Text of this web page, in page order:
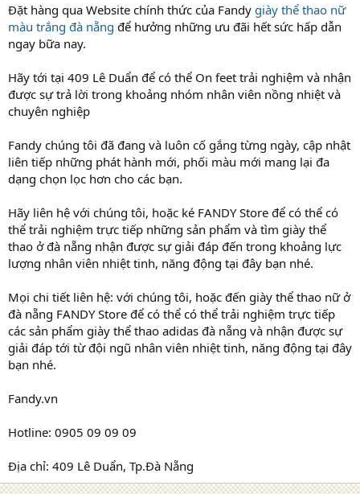
Đặt hàng qua Website chính thức của Fandy giày thể thao nữ
màu trắng đà nẵng để hưởng những ưu đãi hết sức hấp dẫn
ngay bữa nay.
Hãy tới tại 409 Lê Duẩn để có thể On feet trải nghiệm và nhận
được sự trả lời trong khoảng nhóm nhân viên nồng nhiệt và
chuyên nghiệp
Fandy chúng tôi đã đang và luôn cố gắng từng ngày, cập nhật
liên tiếp những phát hành mới, phối màu mới mang lại đa
dạng chọn lọc hơn cho các bạn.
Hãy liên hệ với chúng tôi, hoặc ké FANDY Store để có thể có
thể trải nghiệm trực tiếp những sản phẩm và tìm giày thể
thao ở đà nẵng nhận được sự giải đáp đến trong khoảng lực
lượng nhân viên nhiệt tinh, năng động tại đây bạn nhé.
Mọi chi tiết liên hệ: với chúng tôi, hoặc đến giày thể thao nữ ở
đà nẵng FANDY Store để có thể có thể trải nghiệm trực tiếp
các sản phẩm giày thể thao adidas đà nẵng và nhận được sự
giải đáp tới từ đội ngũ nhân viên nhiệt tinh, năng động tại đây
bạn nhé.
Fandy.vn
Hotline: 0905 09 09 09
Địa chỉ: 409 Lê Duẩn, Tp.Đà Nẵng